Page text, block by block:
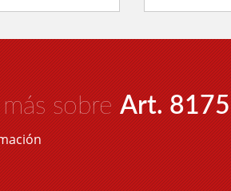
sobreArt. 8175